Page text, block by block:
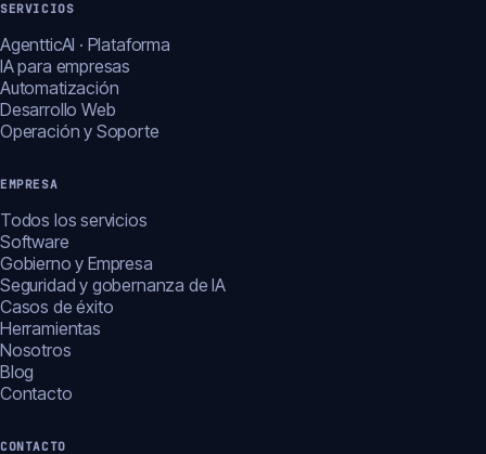
SERVICIOS
AgentticAI · Plataforma
IA para empresas
Automatización
Desarrollo Web
Operación y Soporte
EMPRESA
Todos los servicios
Software
Gobierno y Empresa
Seguridad y gobernanza de IA
Casos de éxito
Herramientas
Nosotros
Blog
Contacto
CONTACTO